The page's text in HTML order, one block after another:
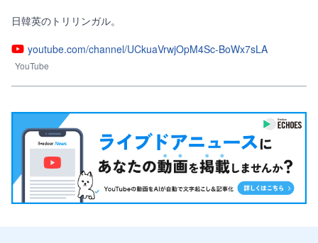
日韓英のトリリンガル。
youtube.com/channel/UCkuaVrwjOpM4Sc-BoWx7sLA
YouTube